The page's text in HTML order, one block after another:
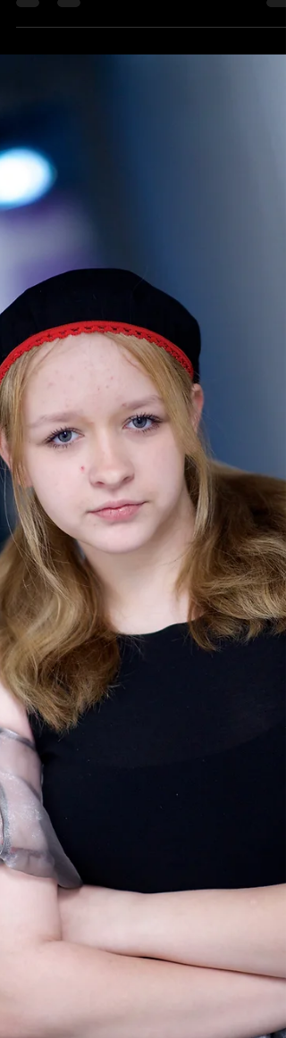
Aleksandr Puolakainen
репертуара: Крошка "Собаки" Чёрный
"Падшие ангелы" Муха "Дюймовочка"
Бандер-Лог "Маугли" Ниф-Ниф "Три
поросёнка" Буратино "Приключения
Буратино" Снеговик "Не сердите Деда
песню" Сыгранные роли: Утёнок "Дикий"
Шишка "Новый год Дракоши Гоши"
Лягушонок "Дюймовочка"